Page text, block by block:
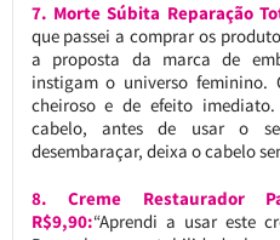
7. Morte Súbita Reparação
que passei a comprar os
a proposta da marca de
instigam o universo
cheiroso e de efeito
cabelo, antes de usar o
desembaraçar, deixa o cabelo
8. Creme Restaurador
R$9,90:“Aprendi a usar este